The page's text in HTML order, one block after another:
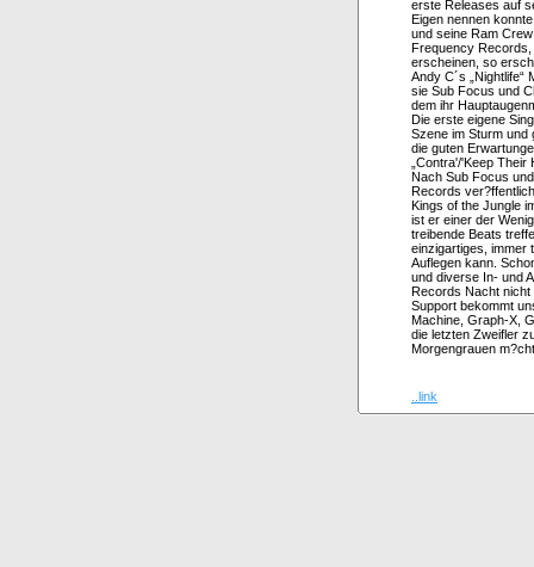
erste Releases auf
Eigen nennen
und seine Ram
Frequency Records,
erscheinen, so
Andy C´s
sie Sub Focus und
dem ihr
Die erste eigene
Szene im Sturm und
die guten
„Contra'/'Keep
Nach Sub Focus
Records
Kings of the Jungle
ist er einer der
treibende Beats
einzigartiges, immer
Auflegen kann.
und diverse In- und
Records Nacht nicht
Support bekommt
Machine, Graph-X,
die letzten Zweifler
Morgengrauen
..link